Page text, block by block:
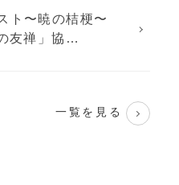
ト〜暁の桔梗〜
友禅」協…
一覧を見る